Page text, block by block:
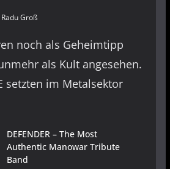
Groß
noch als Geheimtipp
als Kult angesehen.
setzten im Metalsektor
DEFENDER – The Most
Authentic Manowar Tribute
Band